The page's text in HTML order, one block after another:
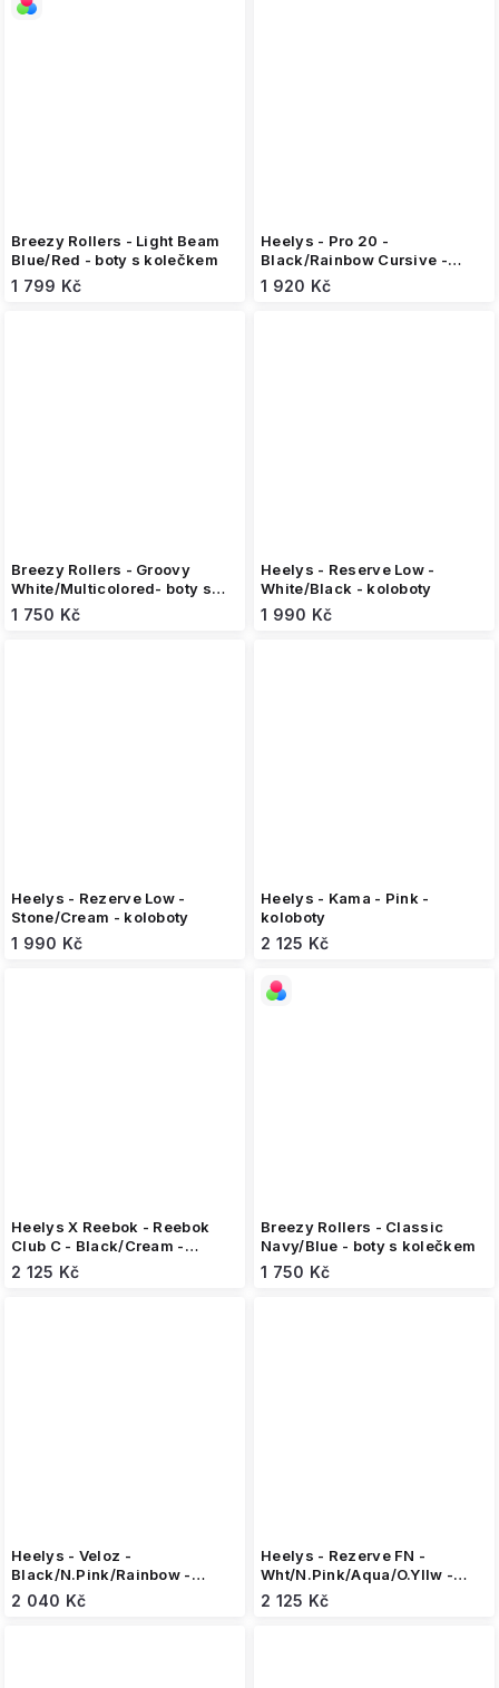
Breezy Rollers - Light Beam
Blue/Red - boty s kolečkem
1 799 Kč
Heelys - Pro 20 -
Black/Rainbow Cursive -
koloboty
1 920 Kč
Breezy Rollers - Groovy
White/Multicolored- boty s
kolečkem
1 750 Kč
Heelys - Reserve Low -
White/Black - koloboty
1 990 Kč
Heelys - Rezerve Low -
Stone/Cream - koloboty
1 990 Kč
Heelys - Kama - Pink -
koloboty
2 125 Kč
Heelys X Reebok - Reebok
Club C - Black/Cream -
koloboty
2 125 Kč
Breezy Rollers - Classic
Navy/Blue - boty s kolečkem
1 750 Kč
Heelys - Veloz -
Black/N.Pink/Rainbow -
koloboty
2 040 Kč
Heelys - Rezerve FN -
Wht/N.Pink/Aqua/O.Yllw -
koloboty
2 125 Kč